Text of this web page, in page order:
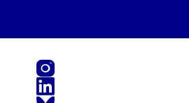
Instagram
LinkedIn